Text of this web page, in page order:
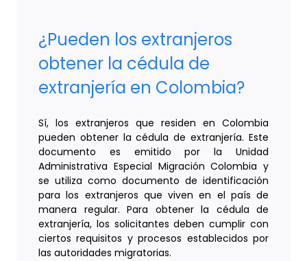
¿Pueden los extranjeros
obtener la cédula de
extranjería en Colombia?
Sí, los extranjeros que residen en Colombia
pueden obtener la cédula de extranjería. Este
documento es emitido por la Unidad
Administrativa Especial Migración Colombia y
se utiliza como documento de identificación
para los extranjeros que viven en el país de
manera regular. Para obtener la cédula de
extranjería, los solicitantes deben cumplir con
ciertos requisitos y procesos establecidos por
las autoridades migratorias.